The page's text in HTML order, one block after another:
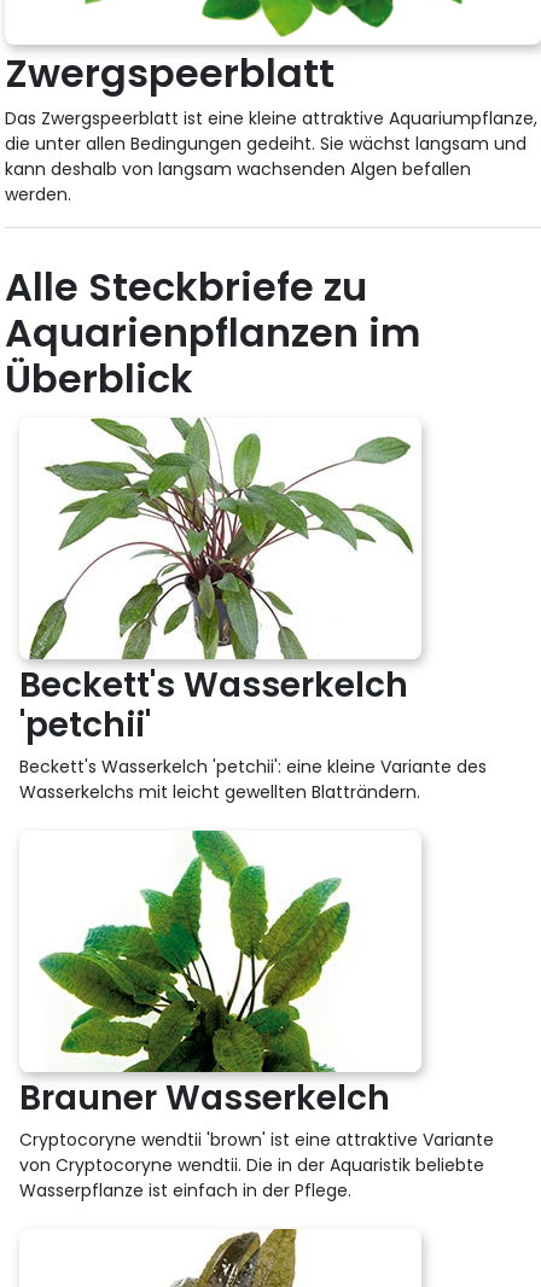
Zwergspeerblatt
Das Zwergspeerblatt ist eine kleine attraktive Aquariumpflanze,
die unter allen Bedingungen gedeiht. Sie wächst langsam und
kann deshalb von langsam wachsenden Algen befallen
werden.
Alle Steckbriefe zu
Aquarienpflanzen im
Überblick
Beckett's Wasserkelch
'petchii'
Beckett's Wasserkelch 'petchii': eine kleine Variante des
Wasserkelchs mit leicht gewellten Blatträndern.
Brauner Wasserkelch
Cryptocoryne wendtii 'brown' ist eine attraktive Variante
von Cryptocoryne wendtii. Die in der Aquaristik beliebte
Wasserpflanze ist einfach in der Pflege.